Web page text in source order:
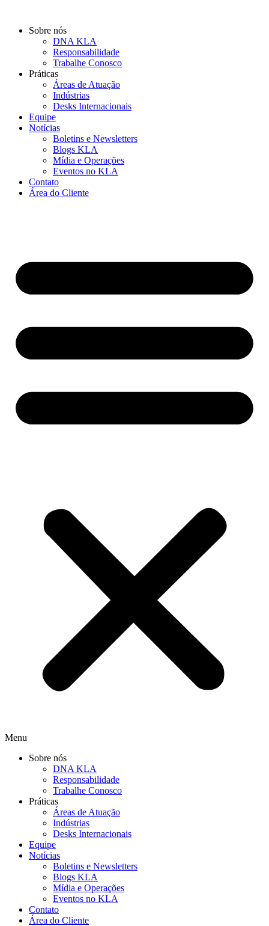
Sobre nós
DNA KLA
Responsabilidade
Trabalhe Conosco
Práticas
Áreas de Atuação
Indústrias
Desks Internacionais
Equipe
Notícias
Boletins e Newsletters
Blogs KLA
Mídia e Operações
Eventos no KLA
Contato
Área do Cliente
Menu
Sobre nós
DNA KLA
Responsabilidade
Trabalhe Conosco
Práticas
Áreas de Atuação
Indústrias
Desks Internacionais
Equipe
Notícias
Boletins e Newsletters
Blogs KLA
Mídia e Operações
Eventos no KLA
Contato
Área do Cliente